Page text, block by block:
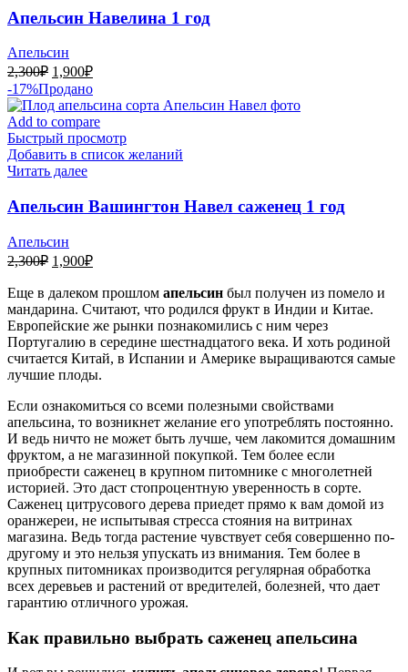
Апельсин Навелина 1 год
Апельсин
2,300₽ Первоначальная
цена
составляла
2,300₽.
1,900₽Текущая
1,900₽.
-17%Продано
Add to compare
Быстрый просмотр
Добавить в список желаний
Читать далее
Апельсин Вашингтон Навел саженец 1 год
Апельсин
2,300₽ Первоначальная
составляла
2,300₽.
1,900₽Текущая
1,900₽.
Еще в далеком прошлом апельсин был получен из помело и
мандарина. Считают, что родился фрукт в Индии и Китае.
Европейские же рынки познакомились с ним через
Португалию в середине шестнадцатого века. И хоть родиной
считается Китай, в Испании и Америке выращиваются самые
лучшие плоды.
Если ознакомиться со всеми полезными свойствами
апельсина, то возникнет желание его употреблять постоянно.
И ведь ничто не может быть лучше, чем лакомится домашним
фруктом, а не магазинной покупкой. Тем более если
приобрести саженец в крупном питомнике с многолетней
историей. Это даст стопроцентную уверенность в сорте.
Саженец цитрусового дерева приедет прямо к вам домой из
оранжереи, не испытывая стресса стояния на витринах
магазина. Ведь тогда растение чувствует себя совершенно по-
другому и это нельзя упускать из внимания. Тем более в
крупных питомниках производится регулярная обработка
всех деревьев и растений от вредителей, болезней, что дает
гарантию отличного урожая.
Как правильно выбрать саженец апельсина